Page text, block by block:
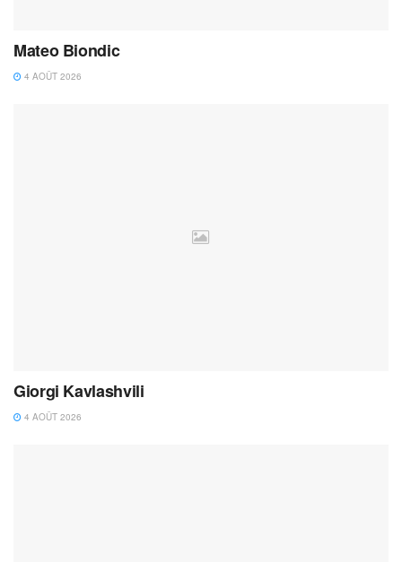
Mateo Biondic
4 AOÛT 2026
Giorgi Kavlashvili
4 AOÛT 2026